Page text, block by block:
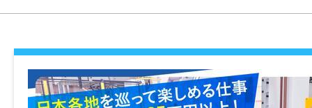
就業時間
6:00～17:30の間で1日8時間のシフト制